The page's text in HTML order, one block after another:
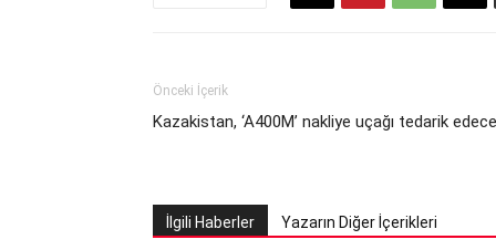
Önceki İçerik
Kazakistan, ‘A400M’ nakliye uçağı tedarik
İlgili Haberler Yazarın Diğer İçerikleri